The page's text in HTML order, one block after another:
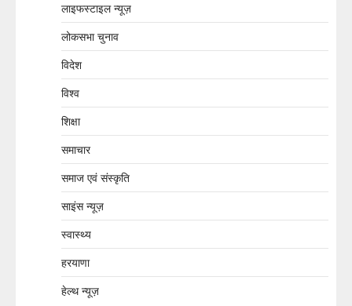
लाइफस्टाइल न्यूज़
लोकसभा चुनाव
विदेश
विश्व
शिक्षा
समाचार
समाज एवं संस्कृति
साइंस न्यूज़
स्वास्थ्य
हरयाणा
हेल्थ न्यूज़